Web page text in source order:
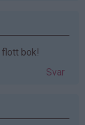
flott bok!
Svar